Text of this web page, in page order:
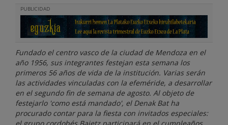
PUBLICIDAD
Fundado el centro vasco de la ciudad de Mendoza en el
año 1956, sus integrantes festejan esta semana los
primeros 56 años de vida de la institución. Varias serán
las actividades vinculadas con la efeméride, a desarrollar
en el segundo fin de semana de agosto. Al objeto de
festejarlo 'como está mandado', el Denak Bat ha
procurado contar para la fiesta con invitados especiales: